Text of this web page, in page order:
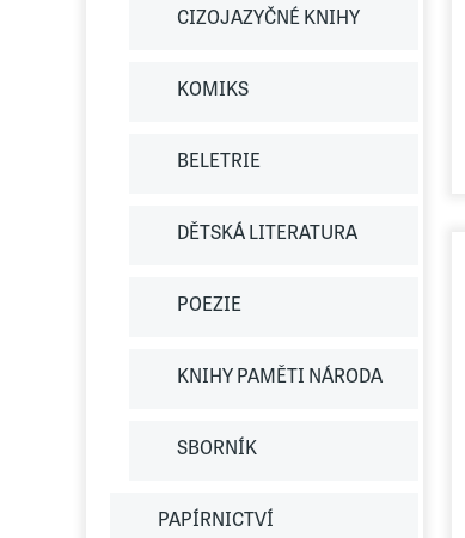
CIZOJAZYČNÉ KNIHY
KOMIKS
BELETRIE
DĚTSKÁ LITERATURA
POEZIE
KNIHY PAMĚTI NÁRODA
SBORNÍK
PAPÍRNICTVÍ